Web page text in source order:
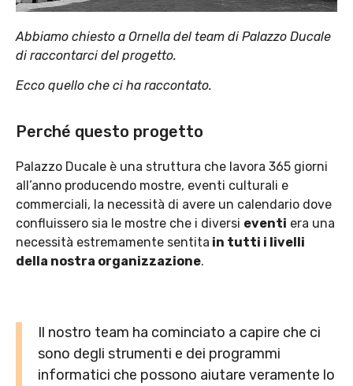
Abbiamo chiesto a Ornella del team di Palazzo Ducale
di raccontarci del progetto.
Ecco quello che ci ha raccontato.
Perché questo progetto
Palazzo Ducale è una struttura che lavora 365 giorni
all’anno producendo mostre, eventi culturali e
commerciali, la necessità di avere un calendario dove
confluissero sia le mostre che i diversi eventi era una
necessità estremamente sentita in tutti i livelli
della nostra organizzazione.
Il nostro team ha cominciato a capire che ci
sono degli strumenti e dei programmi
informatici che possono aiutare veramente lo